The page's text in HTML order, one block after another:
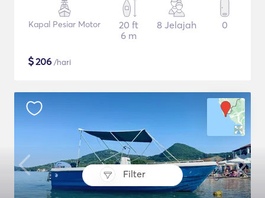
Filter
Kapal Pesiar Motor
20 ft
6 m
8 Jelajah 0
$206 /hari